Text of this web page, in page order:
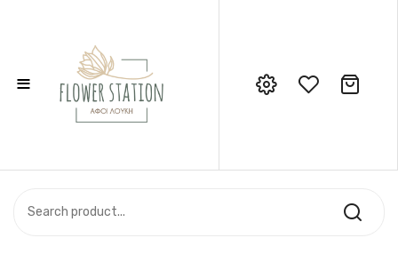
≡